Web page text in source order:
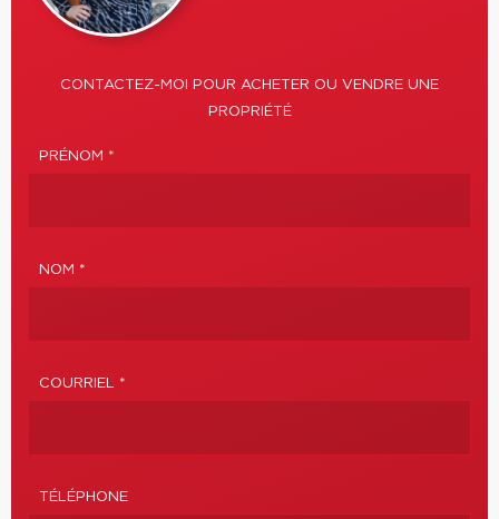
CONTACTEZ-MOI POUR ACHETER OU VENDRE UNE
PROPRIÉTÉ
PRÉNOM *
NOM *
COURRIEL *
TÉLÉPHONE